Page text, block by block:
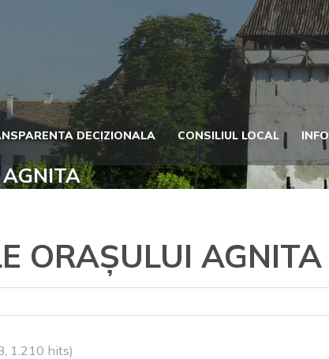
DECIZIONALA CONSILIUL LOCAL INFO
AGNITA
ORAȘULUI AGNITA
1.210 hits)